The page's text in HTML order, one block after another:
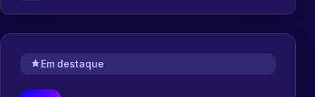
Em destaque